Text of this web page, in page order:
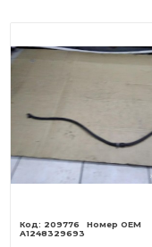
209776
A1248329693